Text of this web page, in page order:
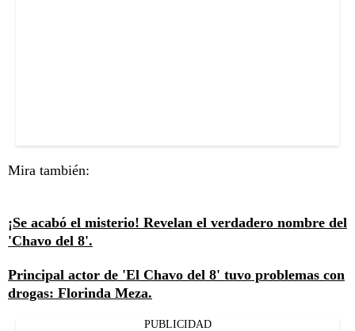
Mira también:
¡Se acabó el misterio! Revelan el verdadero nombre del
'Chavo del 8'.
Principal actor de 'El Chavo del 8' tuvo problemas con
drogas: Florinda Meza.
PUBLICIDAD